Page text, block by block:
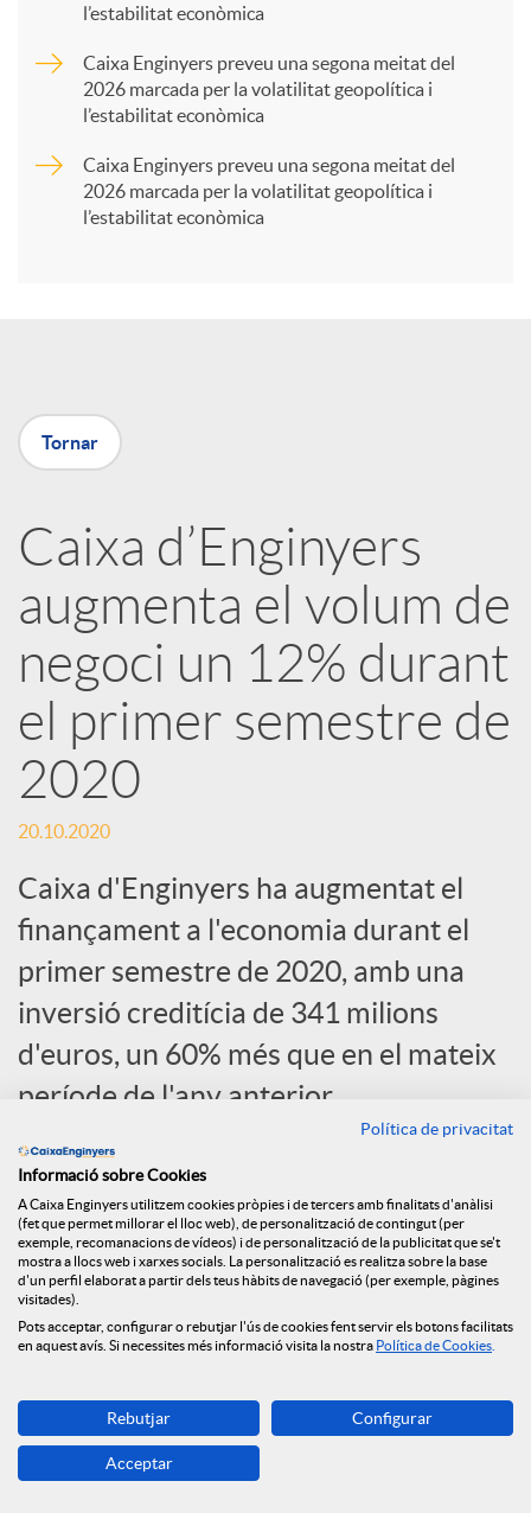
X
r
x
e
s
S
o
c
i
a
l
s
l’estabilitat econòmica
Caixa Enginyers preveu una segona meitat del
2026 marcada per la volatilitat geopolítica i
l’estabilitat econòmica
Caixa Enginyers preveu una segona meitat del
2026 marcada per la volatilitat geopolítica i
l’estabilitat econòmica
Tornar
Caixa d’Enginyers
augmenta el volum de
negoci un 12% durant
el primer semestre de
2020
20.10.2020
Caixa d'Enginyers ha augmentat el
finançament a l'economia durant el
primer semestre de 2020, amb una
inversió creditícia de 341 milions
d'euros, un 60% més que en el mateix
període de l'any anterior.
Política de privacitat
Informació sobre Cookies
A Caixa Enginyers utilitzem cookies pròpies i de tercers amb finalitats d'anàlisi
(fet que permet millorar el lloc web), de personalització de contingut (per
exemple, recomanacions de vídeos) i de personalització de la publicitat que se't
mostra a llocs web i xarxes socials. La personalització es realitza sobre la base
d'un perfil elaborat a partir dels teus hàbits de navegació (per exemple, pàgines
visitades).
Pots acceptar, configurar o rebutjar l'ús de cookies fent servir els botons facilitats
en aquest avís. Si necessites més informació visita la nostra Política de Cookies
Rebutjar Configurar
Acceptar